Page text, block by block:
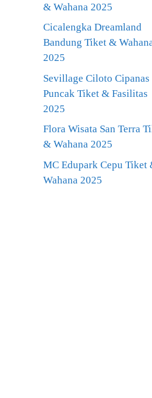
& Wahana 2025
Cicalengka Dreamland
Bandung Tiket &
2025
Sevillage Ciloto Cipanas
Puncak Tiket & Fasilitas
2025
Flora Wisata San Terra
& Wahana 2025
MC Edupark Cepu Tiket
Wahana 2025